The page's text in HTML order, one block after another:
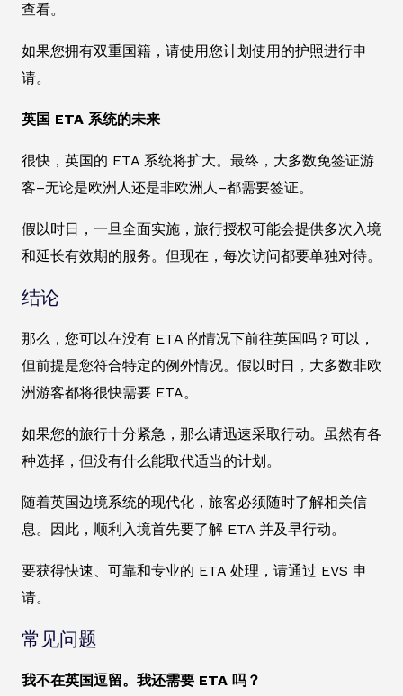
查看。
如果您拥有双重国籍，请使用您计划使用的护照进行申
请。
英国 ETA 系统的未来
很快，英国的 ETA 系统将扩大。最终，大多数免签证游
客–无论是欧洲人还是非欧洲人–都需要签证。
假以时日，一旦全面实施，旅行授权可能会提供多次入境
和延长有效期的服务。但现在，每次访问都要单独对待。
结论
那么，您可以在没有 ETA 的情况下前往英国吗？可以，
但前提是您符合特定的例外情况。假以时日，大多数非欧
洲游客都将很快需要 ETA。
如果您的旅行十分紧急，那么请迅速采取行动。虽然有各
种选择，但没有什么能取代适当的计划。
随着英国边境系统的现代化，旅客必须随时了解相关信
息。因此，顺利入境首先要了解 ETA 并及早行动。
要获得快速、可靠和专业的 ETA 处理，请通过 EVS 申
请。
常见问题
我不在英国逗留。我还需要 ETA 吗？